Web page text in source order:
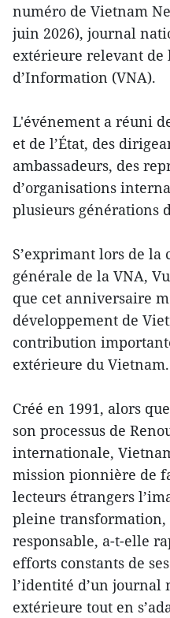
numéro de Vietnam
juin 2026), journal
extérieure relevant de
d’Information (VNA).
L'événement a réuni
et de l’État, des
ambassadeurs, des
d’organisations
plusieurs générations
S’exprimant lors de
générale de la VNA,
que cet anniversaire
développement de
contribution
extérieure du Vietnam.
Créé en 1991, alors
son processus de
internationale,
mission pionnière de
lecteurs étrangers
pleine transformation,
responsable, a-t-elle
efforts constants de
l’identité d’un
extérieure tout en